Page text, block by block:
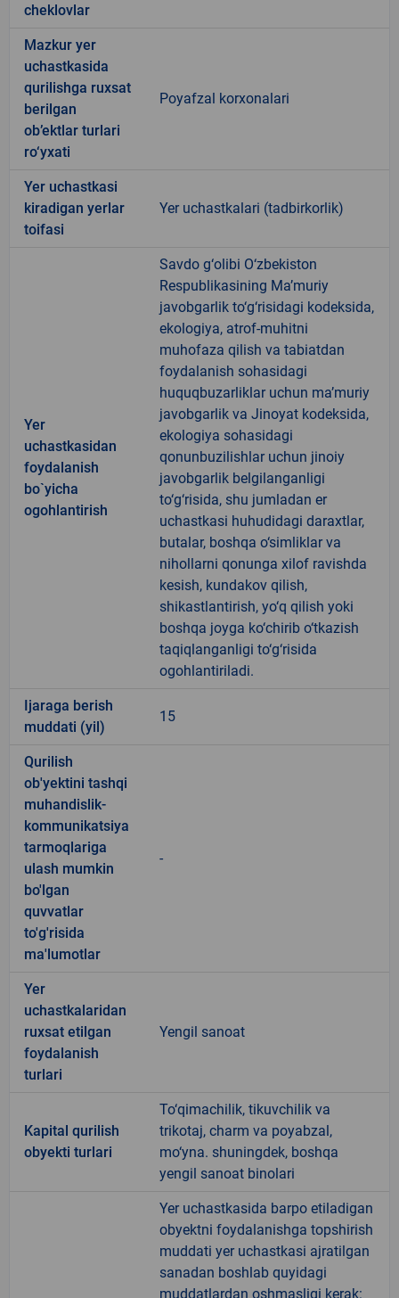
cheklovlar
Mazkur yer
uchastkasida
qurilishga ruxsat
berilgan
ob’ektlar turlari
ro‘yxati
Poyafzal korxonalari
Yer uchastkasi
kiradigan yerlar
toifasi
Yer uchastkalari (tadbirkorlik)
Yer
uchastkasidan
foydalanish
bo`yicha
ogohlantirish
Savdo g‘olibi O‘zbekiston
Respublikasining Ma’muriy
javobgarlik to‘g‘risidagi kodeksida,
ekologiya, atrof-muhitni
muhofaza qilish va tabiatdan
foydalanish sohasidagi
huquqbuzarliklar uchun ma’muriy
javobgarlik va Jinoyat kodeksida,
ekologiya sohasidagi
qonunbuzilishlar uchun jinoiy
javobgarlik belgilanganligi
to‘g‘risida, shu jumladan er
uchastkasi huhudidagi daraxtlar,
butalar, boshqa o‘simliklar va
nihollarni qonunga xilof ravishda
kesish, kundakov qilish,
shikastlantirish, yo‘q qilish yoki
boshqa joyga ko‘chirib o‘tkazish
taqiqlanganligi to‘g‘risida
ogohlantiriladi.
Ijaraga berish
muddati (yil)
15
Qurilish
ob'yektini tashqi
muhandislik-
kommunikatsiya
tarmoqlariga
ulash mumkin
bo'lgan
quvvatlar
to'g'risida
ma'lumotlar
-
Yer
uchastkalaridan
ruxsat etilgan
foydalanish
turlari
Yengil sanoat
Kapital qurilish
obyekti turlari
To‘qimachilik, tikuvchilik va
trikotaj, charm va poyabzal,
mo‘yna. shuningdek, boshqa
yengil sanoat binolari
Yer uchastkasida barpo etiladigan
obyektni foydalanishga topshirish
muddati yer uchastkasi ajratilgan
sanadan boshlab quyidagi
muddatlardan oshmasligi kerak: